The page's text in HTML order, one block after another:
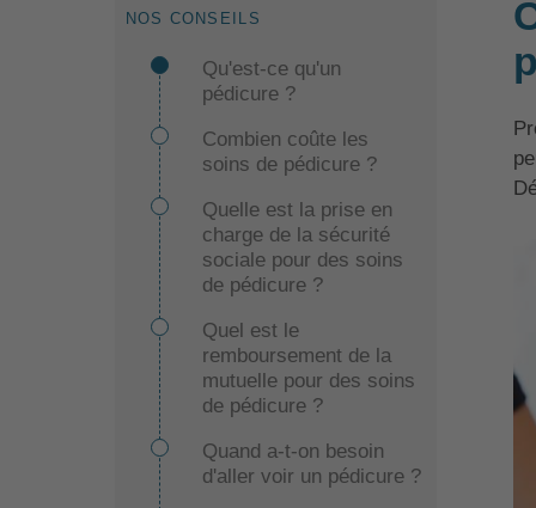
NOS CONSEILS
Qu'est-ce qu'un
pédicure ?
Combien coûte les
soins de pédicure ?
Quelle est la prise en
charge de la sécurité
sociale pour des soins
de pédicure ?
Quel est le
remboursement de la
mutuelle pour des soins
de pédicure ?
Quand a-t-on besoin
d'aller voir un pédicure ?